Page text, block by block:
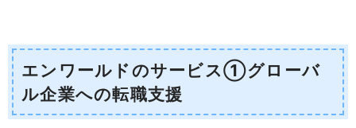
エンワールドのサービス①グローバ
ル企業への転職支援